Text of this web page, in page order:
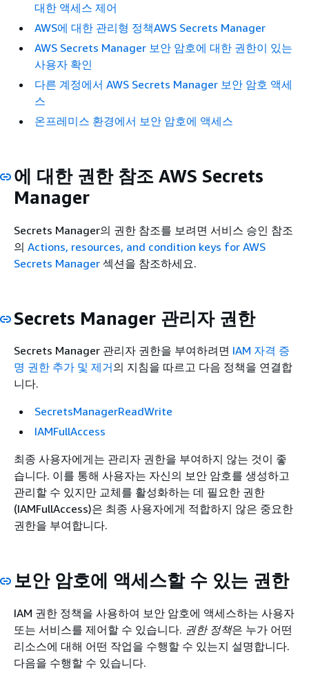
대한 액세스 제어
AWS에 대한 관리형 정책AWS Secrets Manager
AWS Secrets Manager 보안 암호에 대한 권한이 있는
사용자 확인
다른 계정에서 AWS Secrets Manager 보안 암호 액세
스
온프레미스 환경에서 보안 암호에 액세스
에 대한 권한 참조 AWS Secrets
Manager
Secrets Manager의 권한 참조를 보려면 서비스 승인 참조
의 Actions, resources, and condition keys for AWS
Secrets Manager 섹션을 참조하세요.
Secrets Manager 관리자 권한
Secrets Manager 관리자 권한을 부여하려면 IAM 자격 증
명 권한 추가 및 제거의 지침을 따르고 다음 정책을 연결합
니다.
SecretsManagerReadWrite
IAMFullAccess
최종 사용자에게는 관리자 권한을 부여하지 않는 것이 좋
습니다. 이를 통해 사용자는 자신의 보안 암호를 생성하고
관리할 수 있지만 교체를 활성화하는 데 필요한 권한
(IAMFullAccess)은 최종 사용자에게 적합하지 않은 중요한
권한을 부여합니다.
보안 암호에 액세스할 수 있는 권한
IAM 권한 정책을 사용하여 보안 암호에 액세스하는 사용자
또는 서비스를 제어할 수 있습니다. 권한 정책은 누가 어떤
리소스에 대해 어떤 작업을 수행할 수 있는지 설명합니다.
다음을 수행할 수 있습니다.